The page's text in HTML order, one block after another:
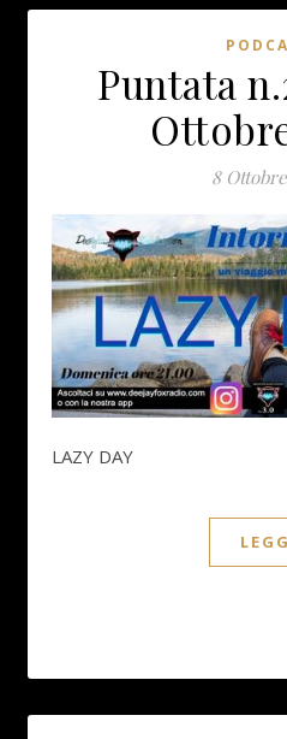
Puntata
8
LAZY DAY